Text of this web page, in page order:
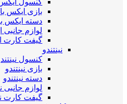
کنسول
بازی ایکس
دسته ایکس
لوازم
گیفت کارت
نینتندو
کنسول
بازی نینتندو
دسته نینتندو
لوازم جانبی
گیفت کارت